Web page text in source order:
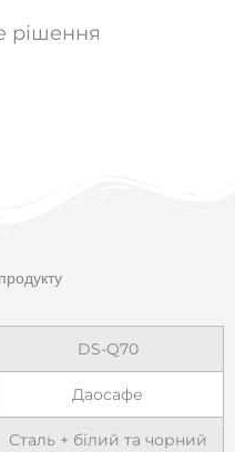
рішення
DS-Q70
Даосафе
Сталь + білий та чорний